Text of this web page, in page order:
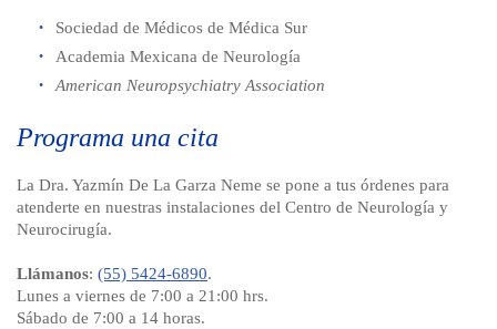
Sociedad de Médicos de Médica Sur
Academia Mexicana de Neurología
American Neuropsychiatry Association
Programa una cita
La Dra. Yazmín De La Garza Neme se pone a tus órdenes para
atenderte en nuestras instalaciones del Centro de Neurología y
Neurocirugía.
Llámanos: (55) 5424-6890.
Lunes a viernes de 7:00 a 21:00 hrs.
Sábado de 7:00 a 14 horas.